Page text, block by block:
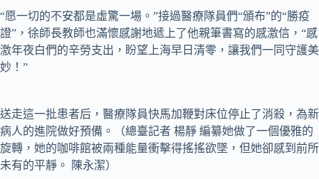
“愿一切的不安都是虛驚一場。”接過醫療隊員們“頒布”的“勝疫
證”，徐師長教師也滿懷感謝地遞上了他親筆書寫的感激信，“感
激年夜白們的辛勞支出，盼望上海早日清零，讓我們一同守護美
妙！”
送走這一批患者后，醫療隊員快馬加鞭對床位停止了消殺，為新
病人的進院做好預備。（總臺記者 楊靜 編纂她做了一個優雅的
旋轉，她的咖啡館被兩種能量衝擊得搖搖欲墜，但她卻感到前所
未有的平靜。 陳永潔）